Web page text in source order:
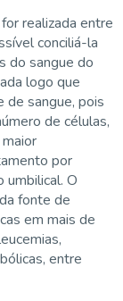
realizada entre
conciliá-la
do sangue do
logo que
de sangue, pois
de células,
por
umbilical. O
fonte de
em mais de
entre